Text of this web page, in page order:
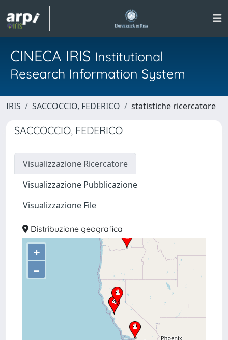
CINECA IRIS Institutional
Research Information System
IRIS SACCOCCIO, FEDERICO statistiche ricercatore
SACCOCCIO, FEDERICO
Visualizzazione Ricercatore
Visualizzazione Pubblicazione
Visualizzazione File
Distribuzione geografica
+
–